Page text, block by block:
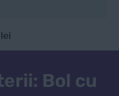
lei
Bol cu